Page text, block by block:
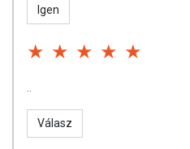
Igen
Válasz